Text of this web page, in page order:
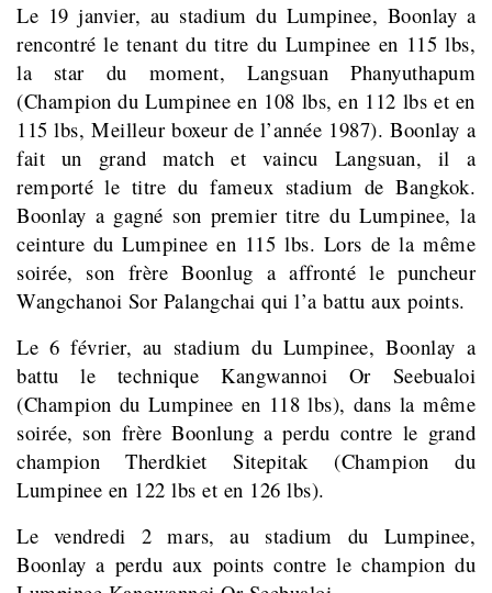
Le 19 janvier, au stadium du Lumpinee, Boonlay a
rencontré le tenant du titre du Lumpinee en 115 lbs,
la star du moment, Langsuan Phanyuthapum
(Champion du Lumpinee en 108 lbs, en 112 lbs et en
115 lbs, Meilleur boxeur de l’année 1987). Boonlay a
fait un grand match et vaincu Langsuan, il a
remporté le titre du fameux stadium de Bangkok.
Boonlay a gagné son premier titre du Lumpinee, la
ceinture du Lumpinee en 115 lbs. Lors de la même
soirée, son frère Boonlug a affronté le puncheur
Wangchanoi Sor Palangchai qui l’a battu aux points.
Le 6 février, au stadium du Lumpinee, Boonlay a
battu le technique Kangwannoi Or Seebualoi
(Champion du Lumpinee en 118 lbs), dans la même
soirée, son frère Boonlung a perdu contre le grand
champion Therdkiet Sitepitak (Champion du
Lumpinee en 122 lbs et en 126 lbs).
Le vendredi 2 mars, au stadium du Lumpinee,
Boonlay a perdu aux points contre le champion du